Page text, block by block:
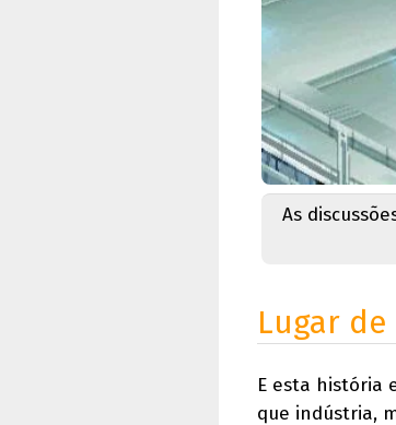
As
Lugar
E esta história
que indústria,